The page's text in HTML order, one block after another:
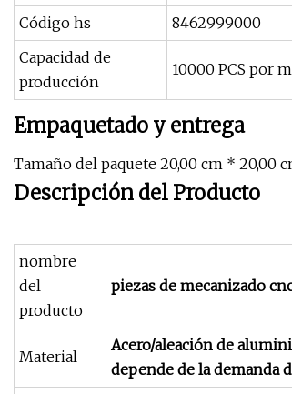
Código hs
8462999000
Capacidad de
producción
10000 PCS por
Empaquetado y entrega
Tamaño del paquete 20,00 cm * 20,00
Descripción del Producto
nombre
del
producto
piezas de mecanizado
Material
Acero/aleación de
depende de la demanda